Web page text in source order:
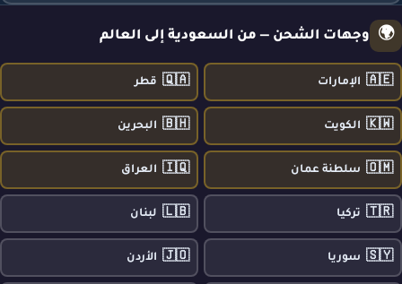
🌍 وجهات الشحن — من السعودية إلى العالم
🇦🇪 الإمارات 🇶🇦 قطر
🇰🇼 الكويت 🇧🇭 البحرين
🇴🇲 سلطنة عمان 🇮🇶 العراق
🇹🇷 تركيا 🇱🇧 لبنان
🇸🇾 سوريا 🇯🇴 الأردن